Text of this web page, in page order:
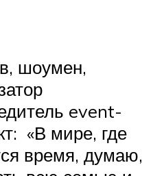
шоумен,
event-
«В мире, где
время, думаю,